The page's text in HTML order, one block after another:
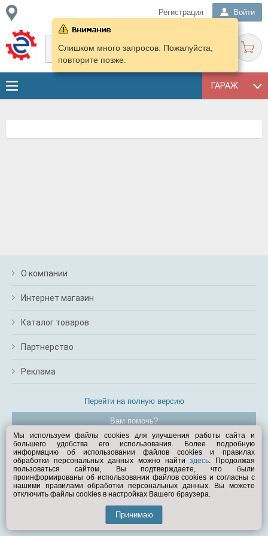
Регистрация Войти
ГАРАЖ
Слишком много запросов. Пожалуйста,
повторите позже.
О компании
Интернет магазин
Каталог товаров
Партнерство
Реклама
Перейти на полную версию
Вам помочь?
© Exist.ru 1998—2026
Мы используем файлы cookies для улучшения работы сайта и
большего удобства его использования. Более подробную
информацию об использовании файлов cookies и правилах
обработки персональных данных можно найтиздесь. Продолжая
пользоваться сайтом, Вы подтверждаете, что были
проинформированы об использовании файлов cookies и согласны с
нашими правилами обработки персональных данных. Вы можете
отключить файлы cookies в настройках Вашего браузера.
Принимаю